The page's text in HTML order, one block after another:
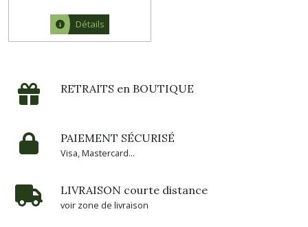
Détails
RETRAITS en BOUTIQUE
PAIEMENT SÉCURISÉ
Visa, Mastercard...
LIVRAISON courte distance
voir zone de livraison